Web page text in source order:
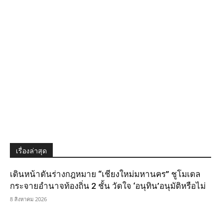
เรื่องล่าสุด
เดินหน้าดันร่างกฎหมาย “เชียงใหม่มหานคร” ชูโมเดล
กระจายอำนาจท้องถิ่น 2 ชั้น วัดใจ ‘อนุทิน’อนุมัติหรือไม่
8 สิงหาคม 2026